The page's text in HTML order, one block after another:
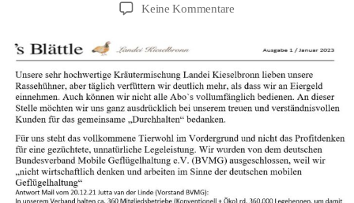
Keine Kommentarezu